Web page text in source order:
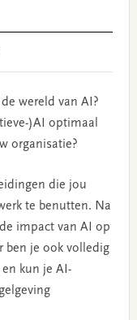
wereld van AI?
)AI optimaal
organisatie?
die jou
te benutten. Na
impact van AI op
ben je ook volledig
kun je AI-